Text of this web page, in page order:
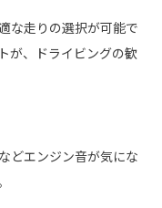
な走りの選択が可能で
が、ドライビングの歓
どエンジン音が気にな